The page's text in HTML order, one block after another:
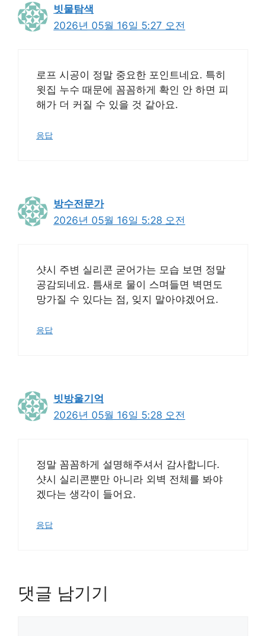
빗물탐색
2026년 05월 16일 5:27 오전
로프 시공이 정말 중요한 포인트네요. 특히
윗집 누수 때문에 꼼꼼하게 확인 안 하면 피
해가 더 커질 수 있을 것 같아요.
응답
방수전문가
2026년 05월 16일 5:28 오전
샷시 주변 실리콘 굳어가는 모습 보면 정말
공감되네요. 틈새로 물이 스며들면 벽면도
망가질 수 있다는 점, 잊지 말아야겠어요.
응답
빗방울기억
2026년 05월 16일 5:28 오전
정말 꼼꼼하게 설명해주셔서 감사합니다.
샷시 실리콘뿐만 아니라 외벽 전체를 봐야
겠다는 생각이 들어요.
응답
댓글 남기기